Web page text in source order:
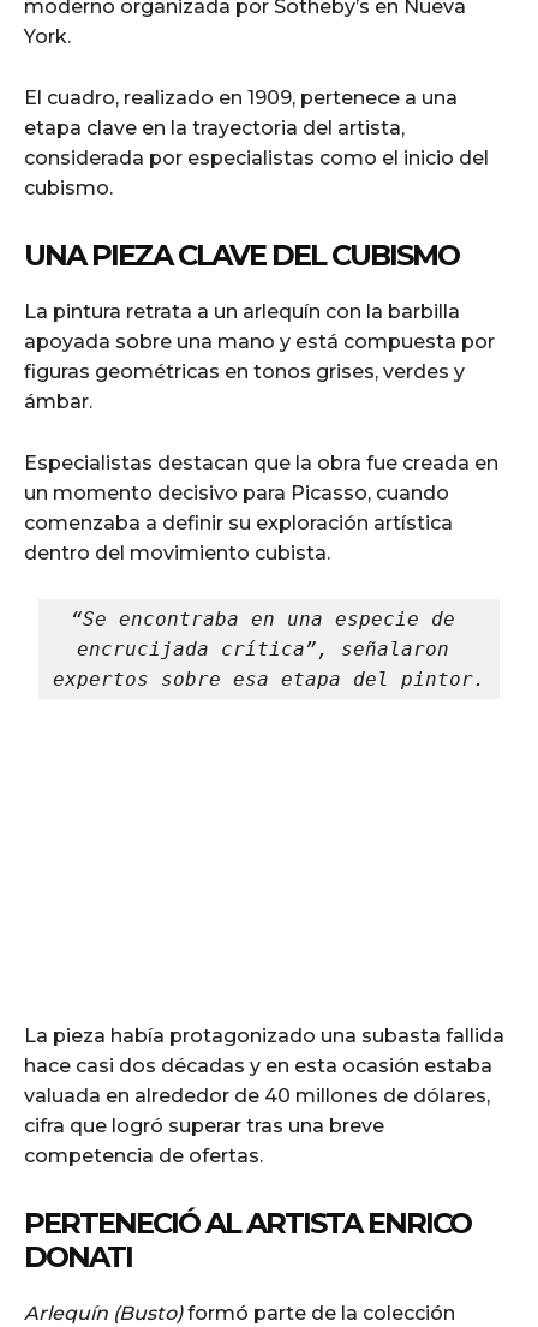
moderno organizada por Sotheby’s en Nueva
York.
El cuadro, realizado en 1909, pertenece a una
etapa clave en la trayectoria del artista,
considerada por especialistas como el inicio del
cubismo.
UNA PIEZA CLAVE DEL CUBISMO
La pintura retrata a un arlequín con la barbilla
apoyada sobre una mano y está compuesta por
figuras geométricas en tonos grises, verdes y
ámbar.
Especialistas destacan que la obra fue creada en
un momento decisivo para Picasso, cuando
comenzaba a definir su exploración artística
dentro del movimiento cubista.
“Se encontraba en una especie de
encrucijada crítica”, señalaron
expertos sobre esa etapa del pintor.
La pieza había protagonizado una subasta fallida
hace casi dos décadas y en esta ocasión estaba
valuada en alrededor de 40 millones de dólares,
cifra que logró superar tras una breve
competencia de ofertas.
PERTENECIÓ AL ARTISTA ENRICO
DONATI
Arlequín (Busto)formó parte de la colección